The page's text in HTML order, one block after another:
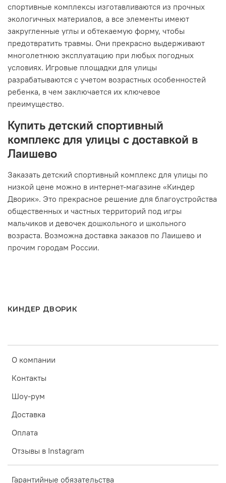
спортивные комплексы изготавливаются из прочных
экологичных материалов, а все элементы имеют
закругленные углы и обтекаемую форму, чтобы
предотвратить травмы. Они прекрасно выдерживают
многолетнюю эксплуатацию при любых погодных
условиях. Игровые площадки для улицы
разрабатываются с учетом возрастных особенностей
ребенка, в чем заключается их ключевое
преимущество.
Купить детский спортивный
комплекс для улицы с доставкой в
Лаишево
Заказать детский спортивный комплекс для улицы по
низкой цене можно в интернет-магазине «Киндер
Дворик». Это прекрасное решение для благоустройства
общественных и частных территорий под игры
мальчиков и девочек дошкольного и школьного
возраста. Возможна доставка заказов по Лаишево и
прочим городам России.
КИНДЕР ДВОРИК
О компании
Контакты
Шоу-рум
Доставка
Оплата
Отзывы в Instagram
Гарантийные обязательства